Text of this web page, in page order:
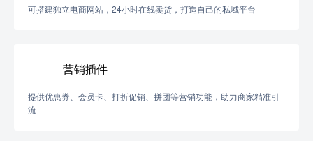
可搭建独立电商网站，24小时在线卖货，打造自己的私域平台
营销插件
提供优惠券、会员卡、打折促销、拼团等营销功能，助力商家精准引
流